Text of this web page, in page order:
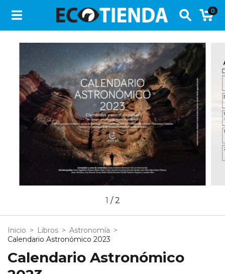
0
1 /2
Inicio > Libros > Astronomía >
Calendario Astronómico 2023
Calendario Astronómico